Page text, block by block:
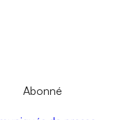
Abonné